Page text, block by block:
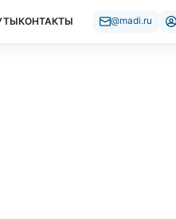
КОНТАКТЫ @madi.ru